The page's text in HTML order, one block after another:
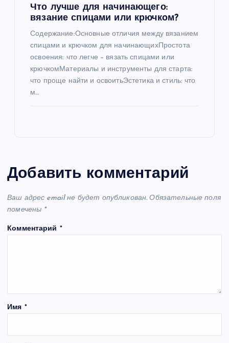
Что лучше для начинающего:
вязание спицами или крючком?
Содержание:Основные отличия между вязанием
спицами и крючком для начинающихПростота
освоения: что легче – вязать спицами или
крючкомМатериалы и инструменты для старта:
что проще найти и освоитьЭстетика и стиль: что
м…
Добавить комментарий
Ваш адрес email не будет опубликован. Обязательные поля
помечены *
Комментарий *
Имя *